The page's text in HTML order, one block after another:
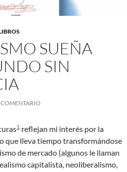
SUEÑA
SIN
1 reflejan mi interés por la
que lleva tiempo transformándose
de mercado (algunos le llaman
capitalista, neoliberalismo,